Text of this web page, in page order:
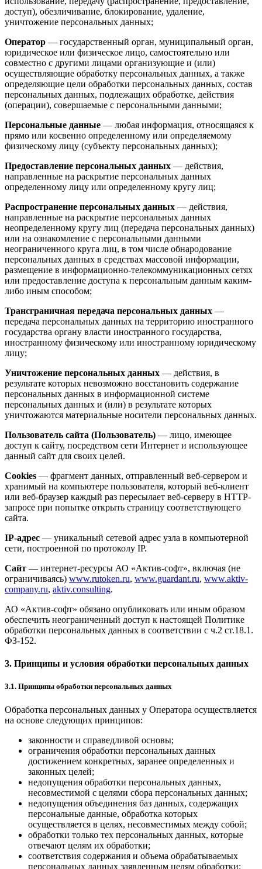
доступ), обезличивание, блокирование, удаление,
уничтожение персональных данных;
Оператор — государственный орган, муниципальный орган,
юридическое или физическое лицо, самостоятельно или
совместно с другими лицами организующие и (или)
осуществляющие обработку персональных данных, а также
определяющие цели обработки персональных данных, состав
персональных данных, подлежащих обработке, действия
(операции), совершаемые с персональными данными;
Персональные данные — любая информация, относящаяся к
прямо или косвенно определенному или определяемому
физическому лицу (субъекту персональных данных);
Предоставление персональных данных — действия,
направленные на раскрытие персональных данных
определенному лицу или определенному кругу лиц;
Распространение персональных данных — действия,
направленные на раскрытие персональных данных
неопределенному кругу лиц (передача персональных данных)
или на ознакомление с персональными данными
неограниченного круга лиц, в том числе обнародование
персональных данных в средствах массовой информации,
размещение в информационно-телекоммуникационных сетях
или предоставление доступа к персональным данным каким-
либо иным способом;
Трансграничная передача персональных данных —
передача персональных данных на территорию иностранного
государства органу власти иностранного государства,
иностранному физическому или иностранному юридическому
лицу;
Уничтожение персональных данных — действия, в
результате которых невозможно восстановить содержание
персональных данных в информационной системе
персональных данных и (или) в результате которых
уничтожаются материальные носители персональных данных.
Пользователь сайта (Пользователь) — лицо, имеющее
доступ к сайту, посредством сети Интернет и использующее
данный сайт для своих целей.
Cookies — фрагмент данных, отправленный веб-сервером и
хранимый на компьютере пользователя, который веб-клиент
или веб-браузер каждый раз пересылает веб-серверу в HTTP-
запросе при попытке открыть страницу соответствующего
сайта.
IP-адрес — уникальный сетевой адрес узла в компьютерной
сети, построенной по протоколу IP.
Сайт — интернет-ресурсы АО «Актив-софт», включая (не
ограничиваясь) www.rutoken.ru, www.guardant.ru, www.aktiv-
company.ru, aktiv.consulting.
АО «Актив-софт» обязано опубликовать или иным образом
обеспечить неограниченный доступ к настоящей Политике
обработки персональных данных в соответствии с ч.2 ст.18.1.
ФЗ-152.
3. Принципы и условия обработки персональных данных
3.1. Принципы обработки персональных данных
Обработка персональных данных у Оператора осуществляется
на основе следующих принципов:
законности и справедливой основы;
ограничения обработки персональных данных
достижением конкретных, заранее определенных и
законных целей;
недопущения обработки персональных данных,
несовместимой с целями сбора персональных данных;
недопущения объединения баз данных, содержащих
персональные данные, обработка которых
осуществляется в целях, несовместимых между собой;
обработки только тех персональных данных, которые
отвечают целям их обработки;
соответствия содержания и объема обрабатываемых
персональных данных заявленным целям обработки;